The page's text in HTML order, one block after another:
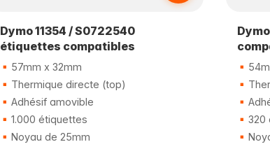
Dymo 11354 / S0722540
étiquettes compatibles
57mm x 32mm
Thermique directe (top)
Adhésif amovible
1.000 étiquettes
Noyau de 25mm
320